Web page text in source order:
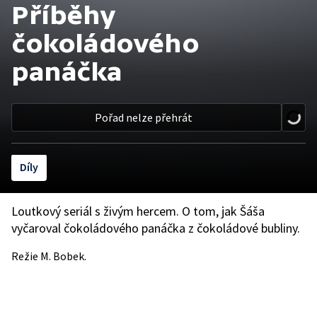
Příběhy
čokoládového
panáčka
Pořad nelze přehrát
Díly
Loutkový seriál s živým hercem. O tom, jak Šáša
vyčaroval čokoládového panáčka z čokoládové bubliny.
Režie M. Bobek.